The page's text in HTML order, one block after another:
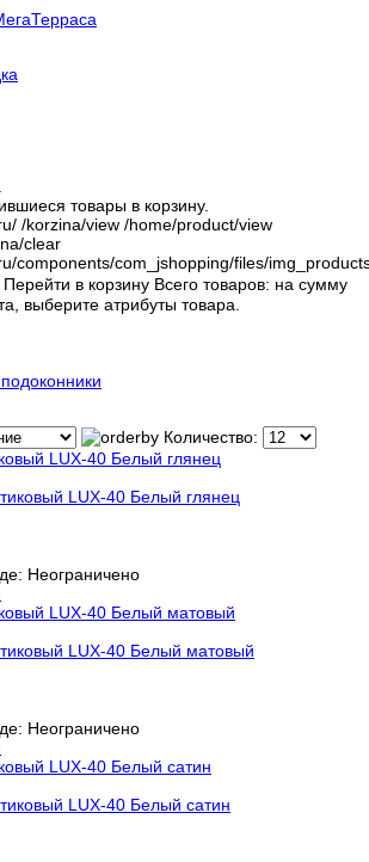
товары в корзину.
/korzina/view /home/product/view
clear
components/com_jshopping/files/
Перейти в корзину Всего товаров: на сумму
выберите атрибуты товара.
Количество:
LUX-40 Белый глянец
Неограничено
LUX-40 Белый матовый
Неограничено
LUX-40 Белый сатин